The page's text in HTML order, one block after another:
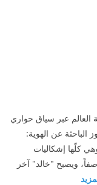
العالم عبر سياق حواري
عن الهوية:
كلّها إشكاليات
ويصبح "خالد" آخر